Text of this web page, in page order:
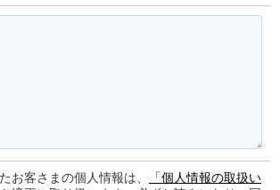
お客さまの個人情報は、
「個人情報の取扱い